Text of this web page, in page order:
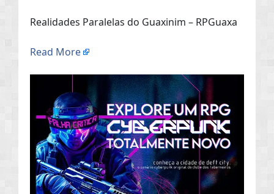
Realidades Paralelas do Guaxinim – RPGuaxa
Read More